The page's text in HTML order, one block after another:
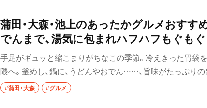
蒲田・大森・池上のあったかグルメおすす
でんまで、湯気に包まれハフハフもぐもぐ
手足がギュッと縮こまりがちなこの季節。冷えきった胃袋
隈へ。釜めし、鍋に、うどんやおでん……、旨味がたっぷり
す。「あぁ、おいしい」。しみじみとつぶやきたくなる4軒がお
#蒲田・大森 #グルメ